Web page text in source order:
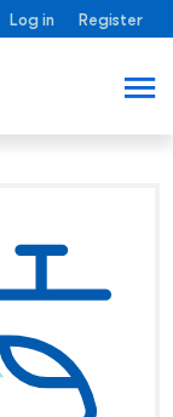
Log in Register